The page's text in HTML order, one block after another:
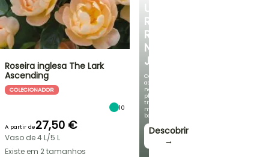
UM
RECANTO
REFRESCANTE
NO
JARDIM
Com
as
nossas
plantas
trepadeiras
mais
bonitas!
Descobrir
→
Roseira inglesa The Lark
Ascending
COLECIONADOR
10
A partir de27,50 €
Vaso de 4 L/5 L
Existe em 2 tamanhos